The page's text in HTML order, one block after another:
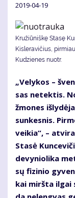
2019-04-19
Kružiūniškę Stasę
Kisleravičius,
Kudzienes nuotr.
„Ve­ly­kos –
sas ne­tek­tis.
žmo­nes
sun­kes­nis.
vei­kia“, –
Sta­sė
de­vy­nio­li­ka
sų fi­zi­nio
kai mirš­ta il­gai